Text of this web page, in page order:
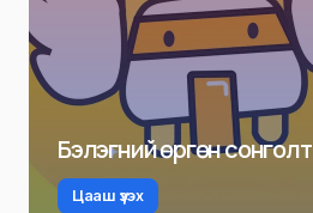
Бэлэгний өргөн сонголт
Цааш үзэх